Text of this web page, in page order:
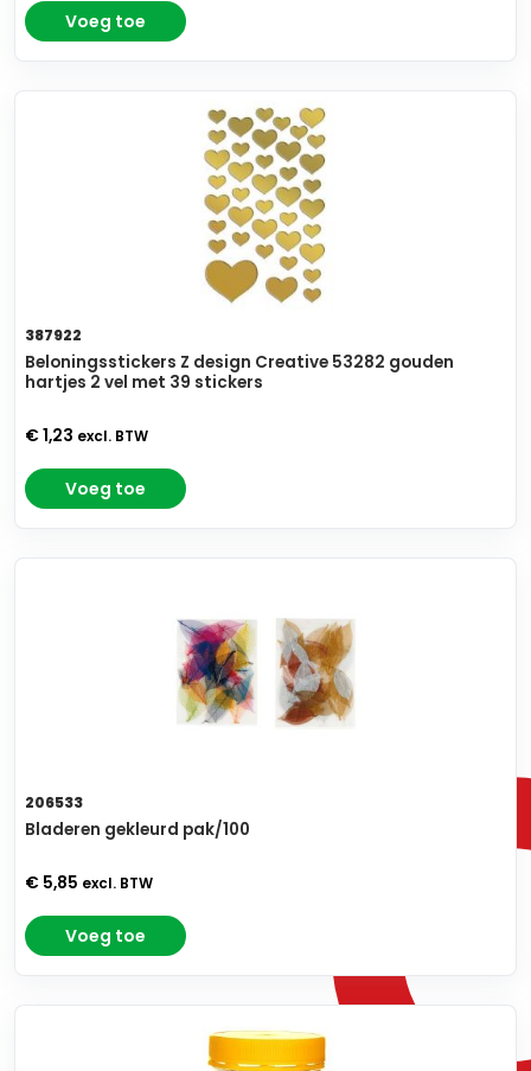
Voeg toe
387922
Beloningsstickers Z design Creative 53282 gouden
hartjes 2 vel met 39 stickers
€ 1,23 excl. BTW
Voeg toe
206533
Bladeren gekleurd pak/100
€ 5,85 excl. BTW
Voeg toe